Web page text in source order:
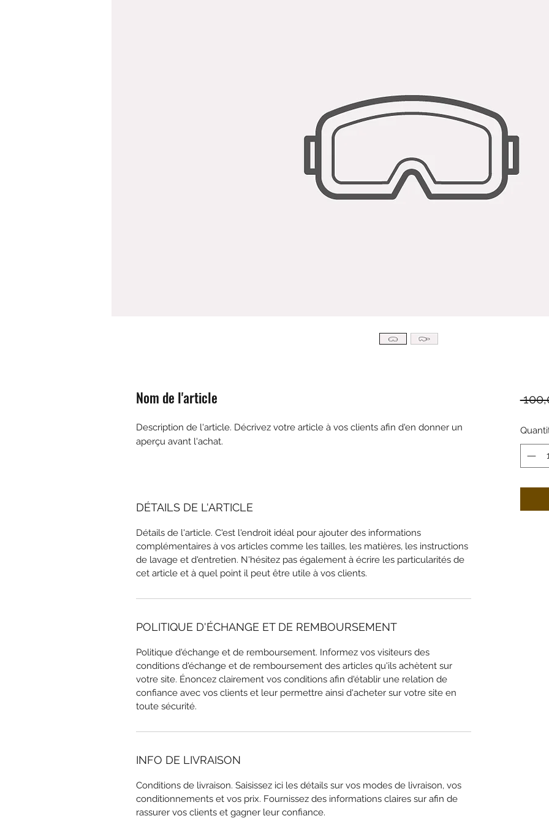
Nom de l'article
Description de l'article. Décrivez votre article à vos clients afin d'en donner un
aperçu avant l'achat.
DÉTAILS DE L'ARTICLE
Détails de l'article. C'est l'endroit idéal pour ajouter des informations
complémentaires à vos articles comme les tailles, les matières, les instructions
de lavage et d'entretien. N'hésitez pas également à écrire les particularités de
cet article et à quel point il peut être utile à vos clients.
POLITIQUE D'ÉCHANGE ET DE REMBOURSEMENT
Politique d'échange et de remboursement. Informez vos visiteurs des
conditions d'échange et de remboursement des articles qu'ils achètent sur
votre site. Énoncez clairement vos conditions afin d'établir une relation de
confiance avec vos clients et leur permettre ainsi d'acheter sur votre site en
toute sécurité.
INFO DE LIVRAISON
Conditions de livraison. Saisissez ici les détails sur vos modes de livraison, vos
conditionnements et vos prix. Fournissez des informations claires sur afin de
rassurer vos clients et gagner leur confiance.